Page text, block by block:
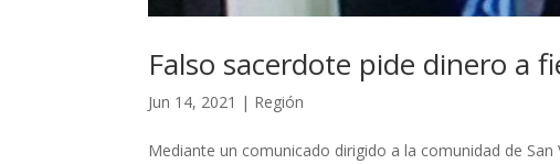
Falso sacerdote pide dinero a
Jun 14, 2021 | Región
Mediante un comunicado dirigido a la comunidad de